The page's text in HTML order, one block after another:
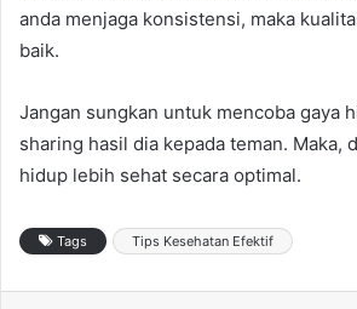
anda menjaga konsistensi, maka
baik.
Jangan sungkan untuk mencoba gaya
sharing hasil dia kepada teman. Maka,
hidup lebih sehat secara optimal.
Tags Tips Kesehatan Efektif